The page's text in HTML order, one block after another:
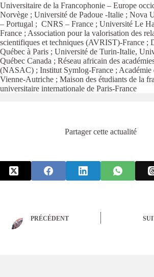
Universitaire de la Francophonie – Europe
Norvège ; Université de Padoue -Italie ; Nova
– Portugal ; CNRS – France ; Université Le
France ; Association pour la valorisation des
scientifiques et techniques (AVRIST)-France ;
Québec à Paris ; Université de Turin-Italie,
Québec Canada ; Réseau africain des
(NASAC) ; Institut Symlog-France ; Académie
Vienne-Autriche ; Maison des étudiants de la
universitaire internationale de Paris-France
Partager cette actualité
PRÉCÉDENT